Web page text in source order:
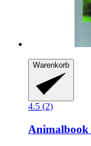
Warenkorb
4.5 (2)
Animalbook